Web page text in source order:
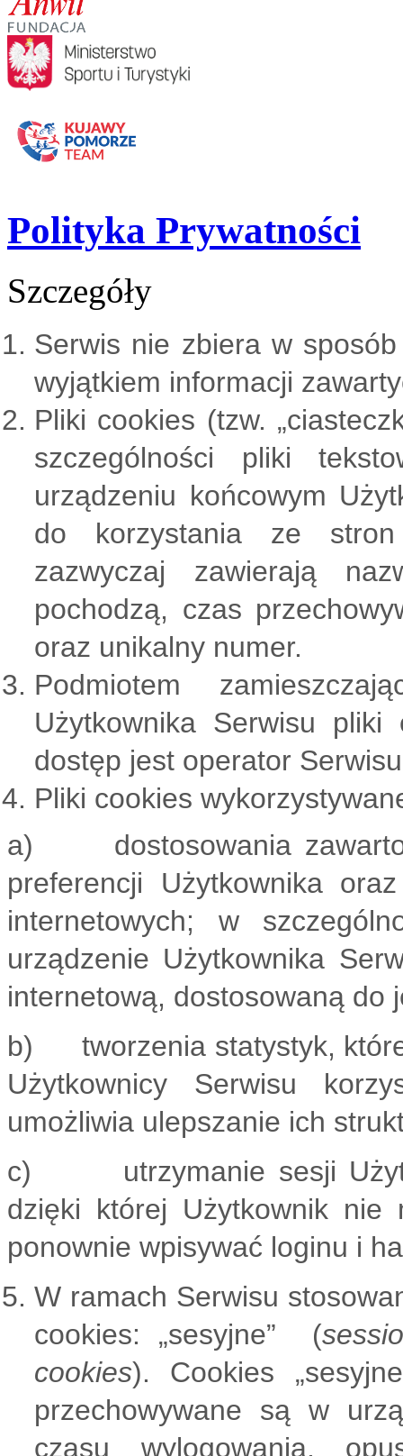
Polityka Prywatności
Szczegóły
Serwis nie zbiera w
wyjątkiem informacji
Pliki cookies (tzw.
szczególności pliki
urządzeniu końcowym
do korzystania ze stron
zazwyczaj zawierają
pochodzą, czas
oraz unikalny numer.
Podmiotem
Użytkownika Serwisu
dostęp jest operator
Pliki cookies
a) dostosowania
preferencji Użytkownika
internetowych; w
urządzenie Użytkownika
internetową, dostosowaną do
b) tworzenia statystyk, które
Użytkownicy Serwisu
umożliwia ulepszanie ich
c) utrzymanie sesji
dzięki której Użytkownik nie
ponownie wpisywać loginu i
W ramach Serwisu
cookies: „sesyjne” (
cookies). Cookies
przechowywane są w
czasu wylogowania,